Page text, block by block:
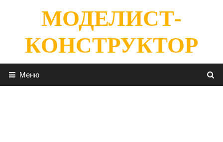
содержимомуМОДЕЛИСТ-
КОНСТРУКТОР
Меню